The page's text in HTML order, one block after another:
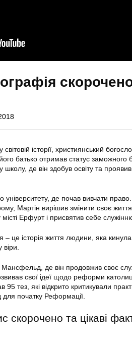
скорочено
історії, християнський
батько отримав статус заможного
школу, де він здобув освіту та
університету, де почав вивчати
Мартін вирішив змінити своє
Ерфурт і присвятив себе
– це історія життя людини, яка
де він продовжив своє
свої ідеї щодо реформи
95 тез, які відкрито критикували
початку Реформації.
скорочено та цікаві